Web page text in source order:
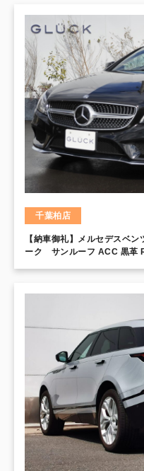
千葉柏店
【納車御礼】メルセデスベ
ーク サンルーフ ACC 黒革